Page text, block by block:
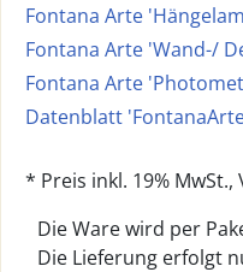
Fontana Arte
Fontana Arte 'Wand-/
Fontana Arte
Datenblatt
* Preis inkl. 19%
Die Ware wird per
Die Lieferung erfolgt